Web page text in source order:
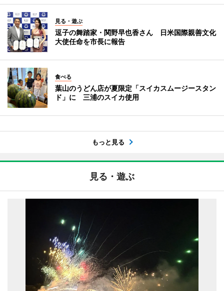
見る・遊ぶ
逗子の舞踏家・関野早也香さん 日米国際親善文化
大使任命を市長に報告
食べる
葉山のうどん店が夏限定「スイカスムージースタン
ド」に 三浦のスイカ使用
もっと見る
見る・遊ぶ